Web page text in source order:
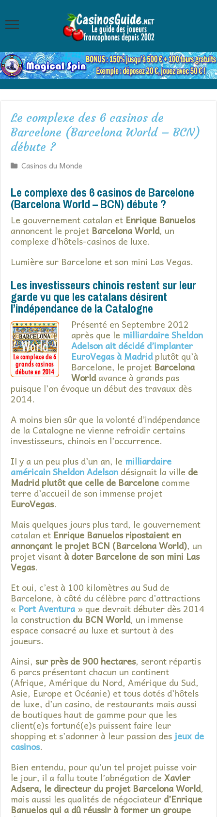
Le complexe des 6 casinos de
Barcelone (Barcelona World – BCN)
débute ?
Casinos du Monde
Le complexe des 6 casinos de Barcelone
(Barcelona World – BCN) débute ?
Le gouvernement catalan et Enrique Banuelos
annoncent le projet Barcelona World, un
complexe d’hôtels-casinos de luxe.
Lumière sur Barcelone et son mini Las Vegas.
Les investisseurs chinois restent sur leur
garde vu que les catalans désirent
l’indépendance de la Catalogne
Présenté en Septembre 2012
après que le milliardaire Sheldon
Adelson ait décidé d’implanter
EuroVegas à Madridplutôt qu’à
Barcelone, le projet Barcelona
Worldavance à grands pas
puisque l’on évoque un début des travaux dès
2014.
A moins bien sûr que la volonté d’indépendance
de la Catalogne ne vienne refroidir certains
investisseurs, chinois en l’occurrence.
Il y a un peu plus d’un an, le milliardaire
américain Sheldon Adelson désignait la ville de
Madrid plutôt que celle de Barcelone comme
terre d’accueil de son immense projet
EuroVegas.
Mais quelques jours plus tard, le gouvernement
catalan et Enrique Banuelos ripostaient en
annonçant le projet BCN (Barcelona World), un
projet visant à doter Barcelone de son mini Las
Vegas.
Et oui, c’est à 100 kilomètres au Sud de
Barcelone, à côté du célèbre parc d’attractions
« Port Aventura » que devrait débuter dès 2014
la construction du BCN World, un immense
espace consacré au luxe et surtout à des
joueurs.
Ainsi, sur près de 900 hectares, seront répartis
6 parcs présentant chacun un continent
(Afrique, Amérique du Nord, Amérique du Sud,
Asie, Europe et Océanie) et tous dotés d’hôtels
de luxe, d’un casino, de restaurants mais aussi
de boutiques haut de gamme pour que les
client(e)s fortuné(e)s puissent faire leur
shopping et s’adonner à leur passion des jeux de
casinos.
Bien entendu, pour qu’un tel projet puisse voir
le jour, il a fallu toute l’abnégation deXavier
Adsera, le directeur du projet Barcelona World,
mais aussi les qualités de négociateur d’Enrique
Banuelos qui a dû réussir à former un groupe